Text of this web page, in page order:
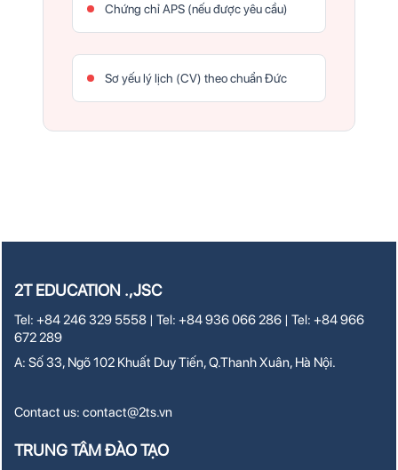
Chứng chỉ APS (nếu được yêu cầu)
Sơ yếu lý lịch (CV) theo chuẩn Đức
2T EDUCATION .,JSC
Tel: +84 246 329 5558 | Tel: +84 936 066 286 | Tel: +84 966
672 289
A: Số 33, Ngõ 102 Khuất Duy Tiến, Q.Thanh Xuân, Hà Nội.
Contact us:contact@2ts.vn
TRUNG TÂM ĐÀO TẠO